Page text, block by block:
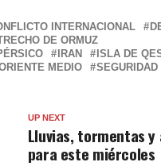
INTERNACIONAL
DE ORMUZ
IRAN ISLA DE
MEDIO
UP NEXT
Lluvias, tormentas
para este miércoles